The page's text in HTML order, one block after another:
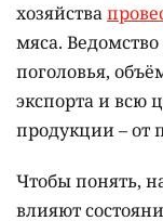
хозяйства
мяса.
поголовья,
экспорта и всю
продукции – от
Чтобы понять,
влияют